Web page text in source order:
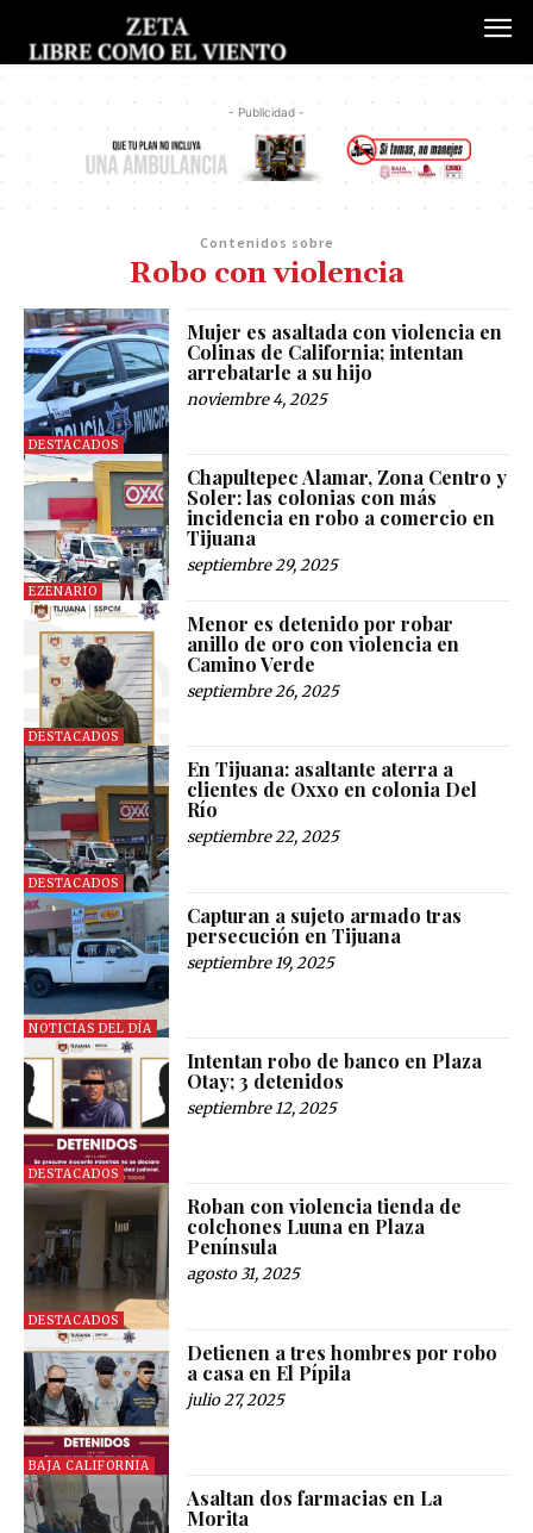
- Publicidad -
Contenidos sobre
Robo con violencia
DESTACADOS
Mujer es asaltada con violencia en
Colinas de California; intentan
arrebatarle a su hijo
noviembre 4, 2025
EZENARIO
Chapultepec Alamar, Zona Centro y
Soler: las colonias con más
incidencia en robo a comercio en
Tijuana
septiembre 29, 2025
DESTACADOS
Menor es detenido por robar
anillo de oro con violencia en
Camino Verde
septiembre 26, 2025
DESTACADOS
En Tijuana: asaltante aterra a
clientes de Oxxo en colonia Del
Río
septiembre 22, 2025
NOTICIAS DEL DÍA
Capturan a sujeto armado tras
persecución en Tijuana
septiembre 19, 2025
DESTACADOS
Intentan robo de banco en Plaza
Otay; 3 detenidos
septiembre 12, 2025
DESTACADOS
Roban con violencia tienda de
colchones Luuna en Plaza
Península
agosto 31, 2025
BAJA CALIFORNIA
Detienen a tres hombres por robo
a casa en El Pípila
julio 27, 2025
Asaltan dos farmacias en La
Morita